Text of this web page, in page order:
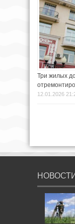
Три жилых
12.01.2026